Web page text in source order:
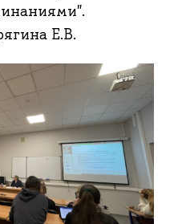
Е.В.